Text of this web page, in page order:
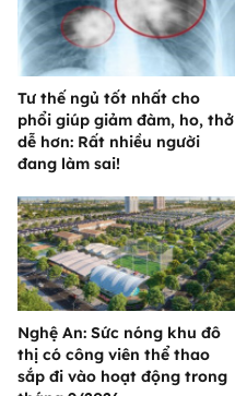
Tư thế ngủ tốt nhất cho
phổi giúp giảm đàm, ho, thở
dễ hơn: Rất nhiều người
đang làm sai!
Nghệ An: Sức nóng khu đô
thị có công viên thể thao
sắp đi vào hoạt động trong